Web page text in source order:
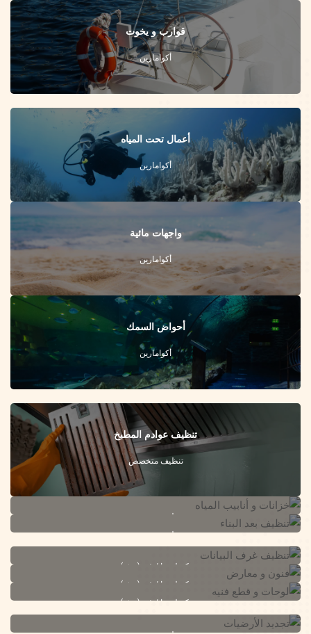
قوارب و يخوت
أكوامارين
أعمال تحت المياه
أكوامارين
واجهات مائية
أكوامارين
أحواض السمك
أكوامارين
تنظيف عوادم المطبخ
تنظيف متخصص
خزانات و أنابيب المياه
تنظيف متخصص
تنظيف متخصص
تكنولوجيا / فن (هش)
تكنولوجيا / فن (هش)
تكنولوجيا / فن (هش)